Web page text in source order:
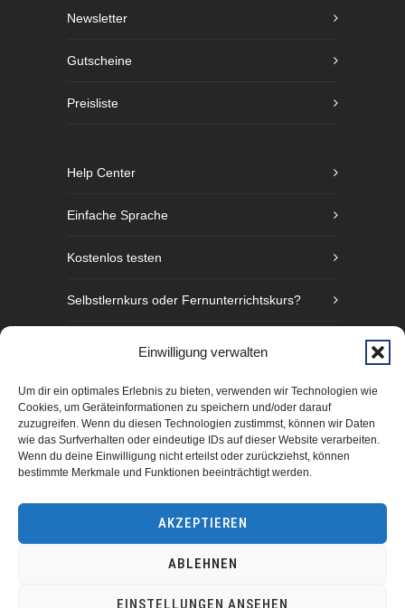
Einwilligung verwalten
Um dir ein optimales Erlebnis zu bieten, verwenden wir Technologien wie
Cookies, um Geräteinformationen zu speichern und/oder darauf
zuzugreifen. Wenn du diesen Technologien zustimmst, können wir Daten
wie das Surfverhalten oder eindeutige IDs auf dieser Website verarbeiten.
Wenn du deine Einwilligung nicht erteilst oder zurückziehst, können
bestimmte Merkmale und Funktionen beeinträchtigt werden.
AKZEPTIEREN
ABLEHNEN
EINSTELLUNGEN ANSEHEN
Newsletter
Gutscheine
Preisliste
Help Center
Einfache Sprache
Kostenlos testen
Selbstlernkurs oder Fernunterrichtskurs?
Fünf Gründe Gebärdensprache zu lernen
manimundo GmbH Hamburg 2025